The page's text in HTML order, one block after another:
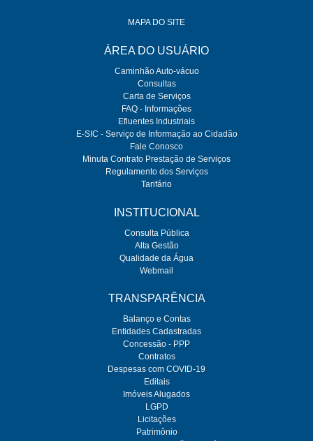
MAPA DO SITE
ÁREA DO USUÁRIO
Caminhão Auto-vácuo
Consultas
Carta de Serviços
FAQ - Informações
Efluentes Industriais
E-SIC - Serviço de Informação ao Cidadão
Fale Conosco
Minuta Contrato Prestação de Serviços
Regulamento dos Serviços
Tarifário
INSTITUCIONAL
Consulta Pública
Alta Gestão
Qualidade da Água
Webmail
TRANSPARÊNCIA
Balanço e Contas
Entidades Cadastradas
Concessão - PPP
Contratos
Despesas com COVID-19
Editais
Imóveis Alugados
LGPD
Licitações
Patrimônio